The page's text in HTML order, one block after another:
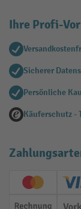
Ihre Profi-
Sicherer
Persönliche
Käuferschutz -
Creditcard